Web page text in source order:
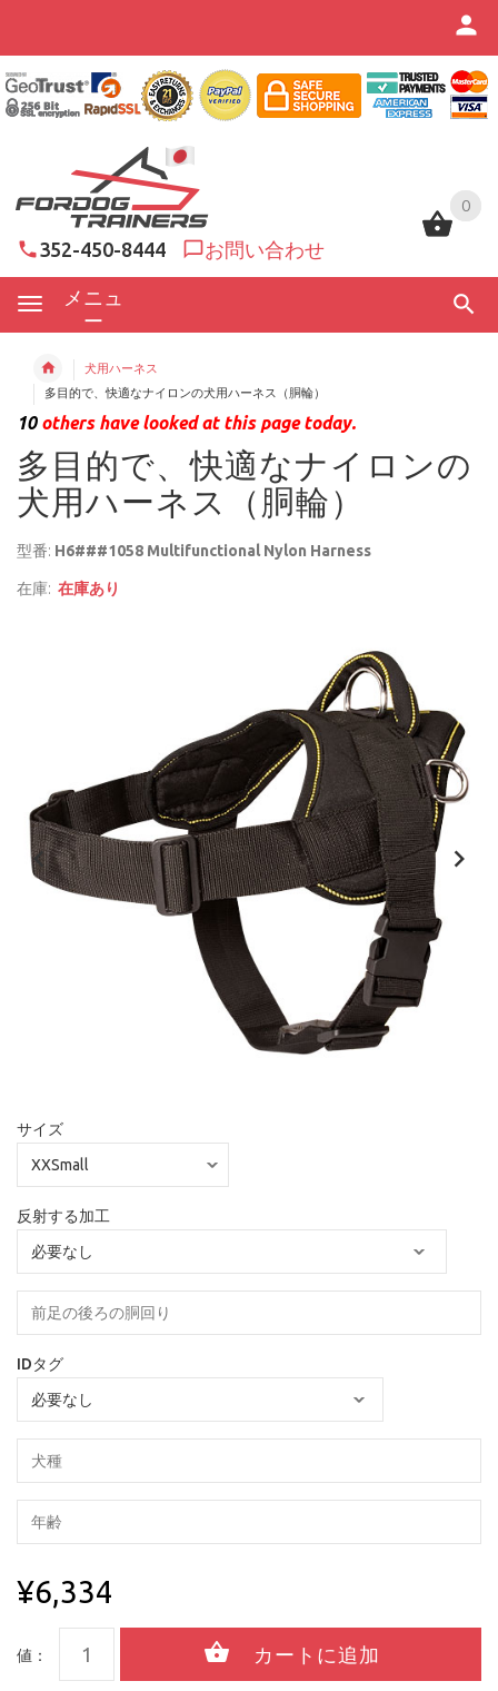
0
352-450-8444 お問い合わせ
メニュ
ー
0
犬用ハーネス
多目的で、快適なナイロンの犬用ハーネス（胴輪）
10others have looked at this page today.
多目的で、快適なナイロンの
犬用ハーネス（胴輪）
型番: H6###1058 Multifunctional Nylon Harness
在庫: 在庫あり
サイズ
反射する加工
IDタグ
¥6,334
値：